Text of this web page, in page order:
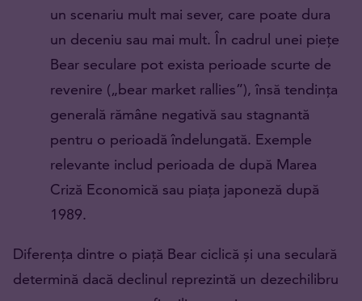
un scenariu mult mai sever, care poate dura
un deceniu sau mai mult. În cadrul unei piețe
Bear seculare pot exista perioade scurte de
revenire („bear market rallies”), însă tendința
generală rămâne negativă sau stagnantă
pentru o perioadă îndelungată. Exemple
relevante includ perioada de după Marea
Criză Economică sau piața japoneză după
1989.
Diferența dintre o piață Bear ciclică și una seculară
determină dacă declinul reprezintă un dezechilibru